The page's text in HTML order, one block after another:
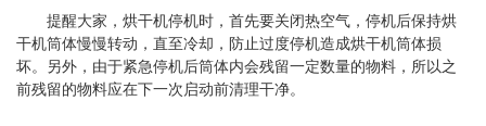
提醒大家，烘干机停机时，首先要关闭热空气，停机后保持烘
干机筒体慢慢转动，直至冷却，防止过度停机造成烘干机筒体损
坏。另外，由于紧急停机后筒体内会残留一定数量的物料，所以之
前残留的物料应在下一次启动前清理干净。